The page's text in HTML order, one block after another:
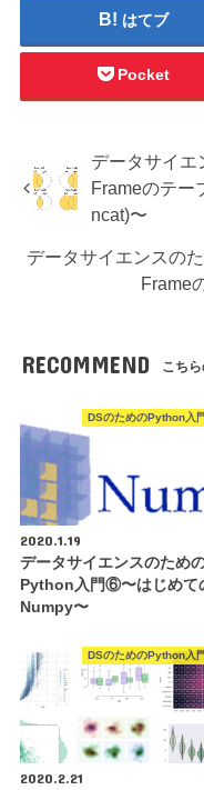
はてブ
Pocket
データサイエ
Frameのテー
ncat)〜
データサイエンスの
Frame
RECOMMEND こちら
DSのためのPython入
2020.1.19
データサイエンスのため
Python入門⑥〜はじめて
Numpy〜
DSのためのPython入
2020.2.21